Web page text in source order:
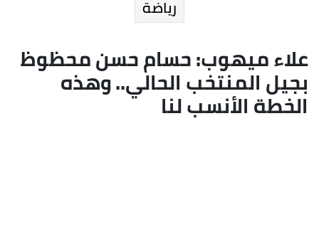
رياضة
علاء ميهوب: حسام حسن محظوظ
بجيل المنتخب الحالي.. وهذه
الخطة الأنسب لنا